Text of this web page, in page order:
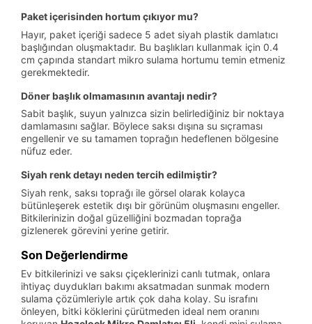
Paket içerisinden hortum çıkıyor mu?
Hayır, paket içeriği sadece 5 adet siyah plastik damlatıcı
başlığından oluşmaktadır. Bu başlıkları kullanmak için 0.4
cm çapında standart mikro sulama hortumu temin etmeniz
gerekmektedir.
Döner başlık olmamasının avantajı nedir?
Sabit başlık, suyun yalnızca sizin belirlediğiniz bir noktaya
damlamasını sağlar. Böylece saksı dışına su sıçraması
engellenir ve su tamamen toprağın hedeflenen bölgesine
nüfuz eder.
Siyah renk detayı neden tercih edilmiştir?
Siyah renk, saksı toprağı ile görsel olarak kolayca
bütünleşerek estetik dışı bir görünüm oluşmasını engeller.
Bitkilerinizin doğal güzelliğini bozmadan toprağa
gizlenerek görevini yerine getirir.
Son Değerlendirme
Ev bitkilerinizi ve saksı çiçeklerinizi canlı tutmak, onlara
ihtiyaç duydukları bakımı aksatmadan sunmak modern
sulama çözümleriyle artık çok daha kolay. Su israfını
önleyen, bitki köklerini çürütmeden ideal nem oranını